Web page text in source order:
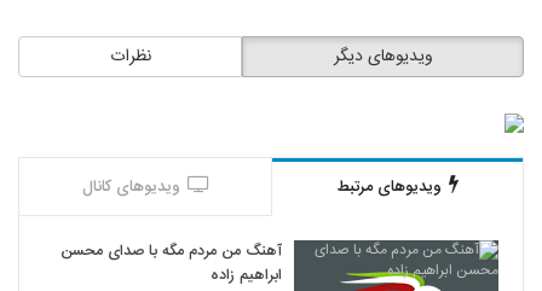
آهنگ محسن ابراهیم زاده بنام نیستی
دانلود آهنگ جدید و زیبای محسن ابراهیم زاده
موزیک زیبای شب و بارون از محسن داداشی
نظرات ویدیوهای دیگر
ویدیوهای مرتبط ویدیوهای کانال
آهنگ من مردم مگه با صدای محسن
ابراهیم زاده